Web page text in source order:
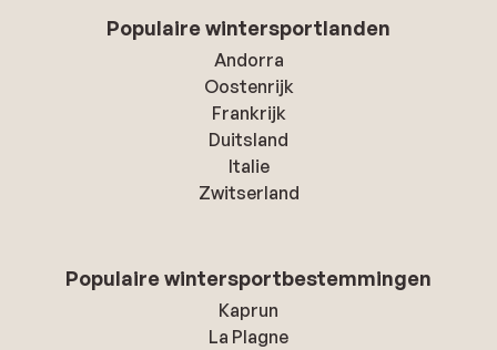
Populaire wintersportlanden
Andorra
Oostenrijk
Frankrijk
Duitsland
Italie
Zwitserland
Populaire wintersportbestemmingen
Kaprun
La Plagne